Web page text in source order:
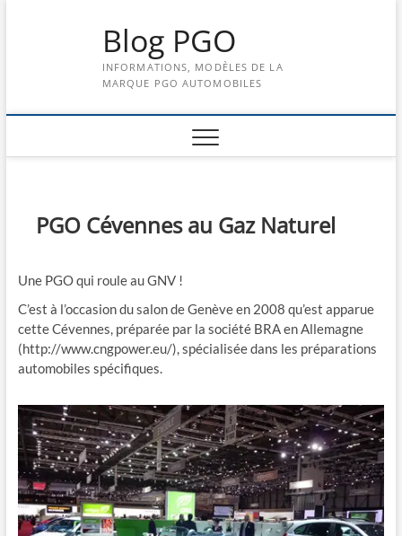
Blog PGO
INFORMATIONS, MODÈLES DE LA
MARQUE PGO AUTOMOBILES
PGO Cévennes au Gaz Naturel
Une PGO qui roule au GNV !
C’est à l’occasion du salon de Genève en 2008 qu’est apparue
cette Cévennes, préparée par la société BRA en Allemagne
(http://www.cngpower.eu/), spécialisée dans les préparations
automobiles spécifiques.